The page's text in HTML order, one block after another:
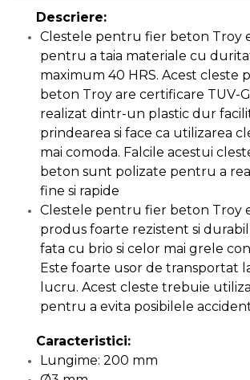
Cheie Filtru Ulei
Capre & Suporti Auto
Pat Mobil Auto
Cric Hidraulic
Set / trusa chei tubulare
Chei Tubulare
Multimetru Digital
Bara Tractare Auto
Canistre benzina
(combustibil)
Presa Hidraulica Tinichigerie
Cabluri
Descriere:
Clestele pentru fier beton Troy
pentru a taia materiale cu
maximum 40 HRS. Acest cleste
beton Troy are certificare TUV-
realizat dintr-un plastic dur
prindearea si face ca utilizarea
mai comoda. Falcile acestui
beton sunt polizate pentru a
fine si rapide
Clestele pentru fier beton Troy
produs foarte rezistent si durabil
fata cu brio si celor mai grele
Este foarte usor de transportat
lucru. Acest cleste trebuie
pentru a evita posibilele
Caracteristici:
Lungime: 200 mm